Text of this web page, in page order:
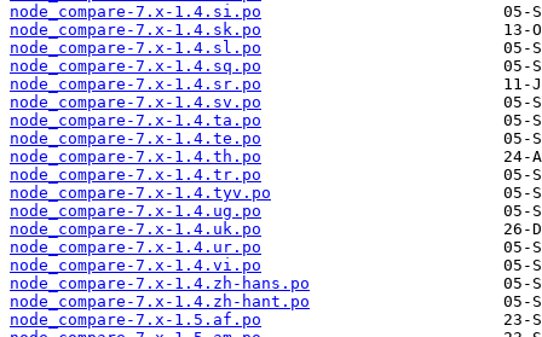
node_compare-7.x-1.4.si.po
node_compare-7.x-1.4.sk.po
node_compare-7.x-1.4.sl.po
node_compare-7.x-1.4.sq.po
node_compare-7.x-1.4.sr.po
node_compare-7.x-1.4.sv.po
node_compare-7.x-1.4.ta.po
node_compare-7.x-1.4.te.po
node_compare-7.x-1.4.th.po
node_compare-7.x-1.4.tr.po
node_compare-7.x-1.4.tyv.po
node_compare-7.x-1.4.ug.po
node_compare-7.x-1.4.uk.po
node_compare-7.x-1.4.ur.po
node_compare-7.x-1.4.vi.po
node_compare-7.x-1.4.zh-hans.po
node_compare-7.x-1.4.zh-hant.po
node_compare-7.x-1.5.af.po